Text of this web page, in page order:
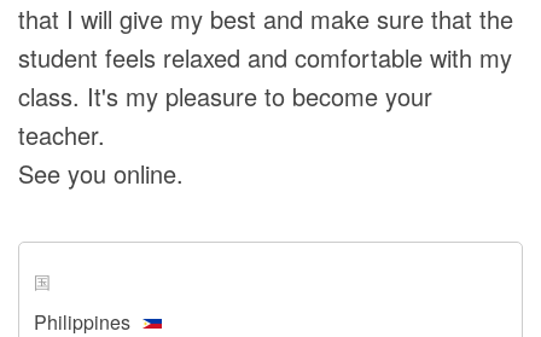
that I will give my best and make sure that the
student feels relaxed and comfortable with my
class. It's my pleasure to become your
teacher.
See you online.
国
Philippines